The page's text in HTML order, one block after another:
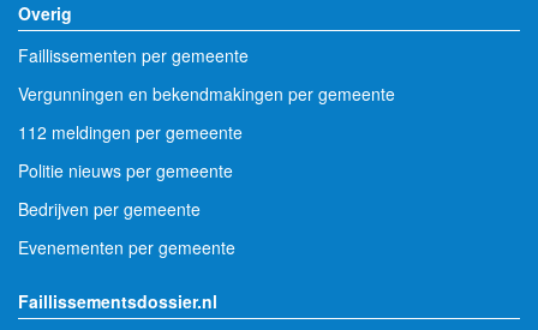
Overig
Faillissementen per gemeente
Vergunningen en bekendmakingen per gemeente
112 meldingen per gemeente
Politie nieuws per gemeente
Bedrijven per gemeente
Evenementen per gemeente
Faillissementsdossier.nl